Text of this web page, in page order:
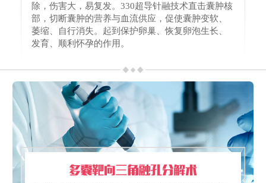
除，伤害大，易复发。330超导针融技术直击囊肿核
部，切断囊肿的营养与血流供应，促使囊肿变软、
萎缩、自行消失。起到保护卵巢、恢复卵泡生长、
发育、顺利怀孕的作用。